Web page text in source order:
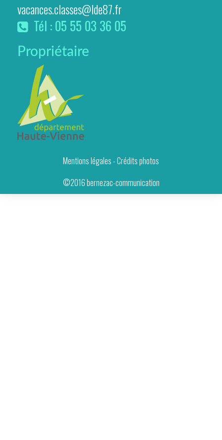
vacances.classes@lde87.fr
Tél : 05 55 03 36 05
Propriétaire
Mentions légales - Crédits photos
©2016 bernezac-communication